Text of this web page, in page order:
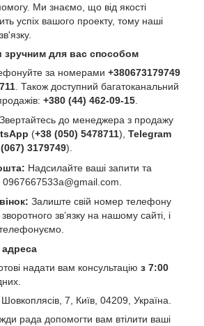
Ми знаємо, що від якості
успіх вашого проекту, тому наші
зручним для вас способом
за номерами +380673179749
. Також доступний багатоканальний
+380 (44) 462-09-15
Звертайтесь до менеджера з продажу
(+38 (050) 5478711), Telegram
3179749).
Надсилайте ваші запити та
0967667533a@gmail.com
Залиште свій номер телефону
зв’язку на нашому сайті, і
адреса
надати вам консультацію з 7:00
Шовкоплясів, 7, Київ, 04209, Україна.
рада допомогти вам втілити ваші